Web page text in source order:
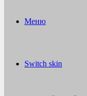
Меню
Switch skin